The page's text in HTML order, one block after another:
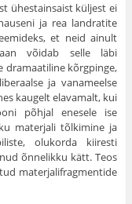
ühestainsaist küljest ei
ja rea landratite
et neid ainult
võidab selle läbi
dramaatiline kõrgpinge,
ja vanameelse
kaugelt elavamalt, kui
põhjal enesele ise
materjali tõlkimine ja
olukorda kiiresti
õnnelikku kätt. Teos
materjalifragmentide